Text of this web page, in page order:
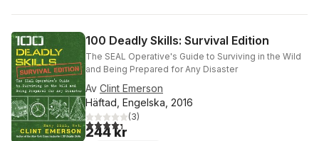
100 Deadly Skills: Survival Edition
The SEAL Operative's Guide to Surviving in the Wild
and Being Prepared for Any Disaster
Av Clint Emerson
Häftad, Engelska, 2016
4,3utav 5 stjärnor. Totalt antal röster:
(3)
244 kr